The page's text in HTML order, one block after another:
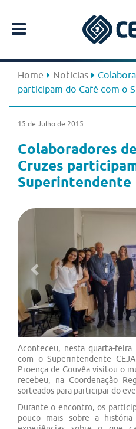
Home Noticias
participam do Café com o
15 de Julho de 2015
Colaboradores
Cruzes
Superintendente
Previous
Aconteceu, nesta quarta-
com o Superintendente
Proença de Gouvêa visitou o
recebeu, na Coordenação
sorteados para participar do
Durante o encontro, os
pouco mais sobre a